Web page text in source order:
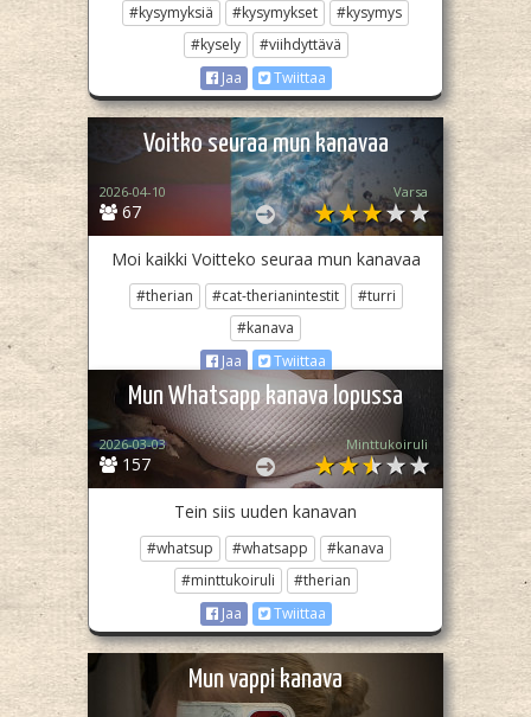
#kysymyksiä
#kysymykset
#kysymys
#kysely
#viihdyttävä
Jaa
Twiittaa
Voitko seuraa mun kanavaa
67
2026-04-10 Varsa
Moi kaikki Voitteko seuraa mun kanavaa
#therian #cat-therianintestit
#turri
#kanava
Jaa
Twiittaa
Mun Whatsapp kanava lopussa
157
2026-03-03 Minttukoiruli
Tein siis uuden kanavan
#whatsup #whatsapp
#kanava
#minttukoiruli
#therian
Jaa
Twiittaa
Mun vappi kanava